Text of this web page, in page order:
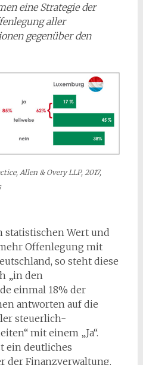
eine Strategie der
aller
gegenüber den
Allen & Overy LLP, 2017,
statistischen Wert und
Offenlegung mit
so steht diese
„in den
einmal 18% der
antworten auf die
steuerlich-
mit einem „Ja“.
ein deutliches
der Finanzverwaltung.